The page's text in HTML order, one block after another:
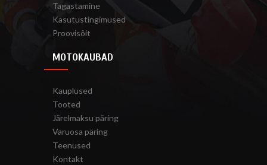
Tagastamine
Kasutustingimused
Proovisõit
MOTOKAUBAD
Kauplused
Tooted
Järelmaksu päring
Varuosa päring
Teenused
Kontakt